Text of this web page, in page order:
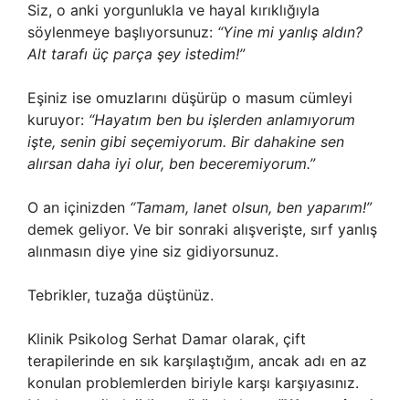
Siz, o anki yorgunlukla ve hayal kırıklığıyla
söylenmeye başlıyorsunuz: “Yine mi yanlış aldın?
Alt tarafı üç parça şey istedim!”
Eşiniz ise omuzlarını düşürüp o masum cümleyi
kuruyor: “Hayatım ben bu işlerden anlamıyorum
işte, senin gibi seçemiyorum. Bir dahakine sen
alırsan daha iyi olur, ben beceremiyorum.”
O an içinizden “Tamam, lanet olsun, ben yaparım!”
demek geliyor. Ve bir sonraki alışverişte, sırf yanlış
alınmasın diye yine siz gidiyorsunuz.
Tebrikler, tuzağa düştünüz.
Klinik Psikolog Serhat Damar olarak, çift
terapilerinde en sık karşılaştığım, ancak adı en az
konulan problemlerden biriyle karşı karşıyasınız.